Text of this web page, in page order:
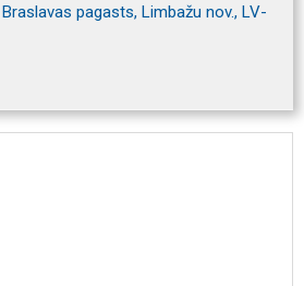
pagasts, Limbažu nov., LV-